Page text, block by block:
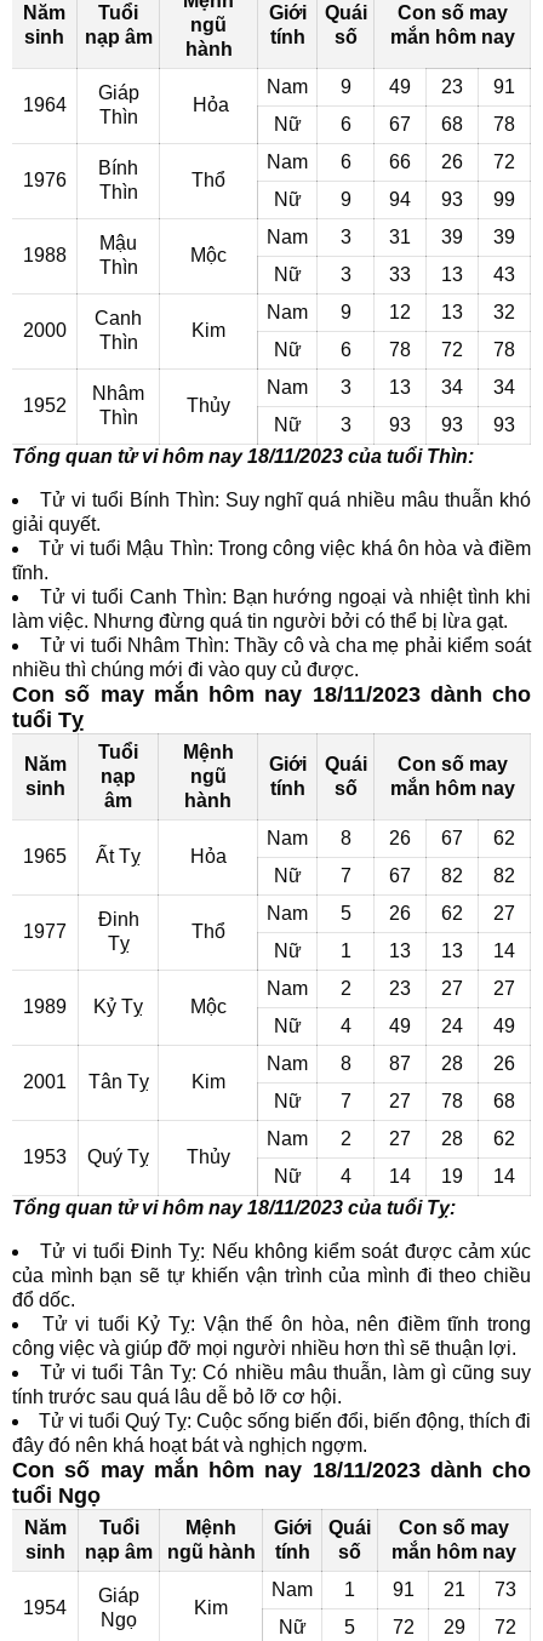
Năm
sinh
Tuổi
nạp âm
ngũ
hành
Giới
tính
Quái
số
Con số may
mắn hôm nay
1964
Giáp
Thìn
Hỏa
Nam 9 49 23
91
Nữ
6 67 68 78
1976
Bính
Thìn
Thổ
Nam 6 66 26
72
Nữ
9 94 93 99
1988
Mậu
Thìn
Mộc
Nam 3 31 39
39
Nữ
3 33 13 43
2000
Canh
Thìn
Kim
Nam 9 12 13
32
Nữ
6 78 72 78
1952
Nhâm
Thìn
Thủy
Nam 3 13 34
34
Nữ
3 93 93
93
Tổng quan tử vi hôm nay 18/11/2023 của tuổi Thìn:
Tử vi tuổi Bính Thìn: Suy nghĩ quá nhiều mâu thuẫn khó
giải quyết.
Tử vi tuổi Mậu Thìn: Trong công việc khá ôn hòa và điềm
tĩnh.
Tử vi tuổi Canh Thìn: Bạn hướng ngoại và nhiệt tình khi
làm việc. Nhưng đừng quá tin người bởi có thể bị lừa gạt.
Tử vi tuổi Nhâm Thìn: Thầy cô và cha mẹ phải kiểm soát
nhiều thì chúng mới đi vào quy củ được.
Con số may mắn hôm nay 18/11/2023 dành cho
tuổi Tỵ
Năm
sinh
Tuổi
nạp
âm
Mệnh
ngũ
hành
Giới
tính
Quái
số
Con số may
mắn hôm nay
1965 Ất Tỵ Hỏa
Nam 8 26 67
62
Nữ
7 67 82 82
1977
Đinh
Tỵ
Thổ
Nam 5 26 62
27
Nữ
1 13 13 14
1989 Kỷ Tỵ Mộc
Nam 2 23 27
27
Nữ
4 49 24 49
2001 Tân Tỵ Kim
Nam 8 87 28
26
Nữ
7 27 78 68
1953 Quý Tỵ Thủy
Nam 2 27 28
62
Nữ
4 14 19
14
Tổng quan tử vi hôm nay 18/11/2023 của tuổi Tỵ:
Tử vi tuổi Đinh Tỵ: Nếu không kiểm soát được cảm xúc
của mình bạn sẽ tự khiến vận trình của mình đi theo chiều
đổ dốc.
Tử vi tuổi Kỷ Tỵ: Vận thế ôn hòa, nên điềm tĩnh trong
công việc và giúp đỡ mọi người nhiều hơn thì sẽ thuận lợi.
Tử vi tuổi Tân Tỵ: Có nhiều mâu thuẫn, làm gì cũng suy
tính trước sau quá lâu dễ bỏ lỡ cơ hội.
Tử vi tuổi Quý Tỵ: Cuộc sống biến đổi, biến động, thích đi
đây đó nên khá hoạt bát và nghịch ngợm.
Con số may mắn hôm nay 18/11/2023 dành cho
tuổi Ngọ
Năm
sinh
Tuổi
nạp âm
Mệnh
ngũ hành
Giới
tính
Quái
số
Con số may
mắn hôm nay
1954
Giáp
Ngọ
Kim
Nam 1 91 21
73
Nữ
5 72 29 72